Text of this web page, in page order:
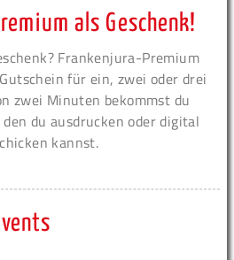
als Geschenk!
Frankenjura-Premium
für ein, zwei oder drei
zwei Minuten bekommst du
du ausdrucken oder digital
kannst.